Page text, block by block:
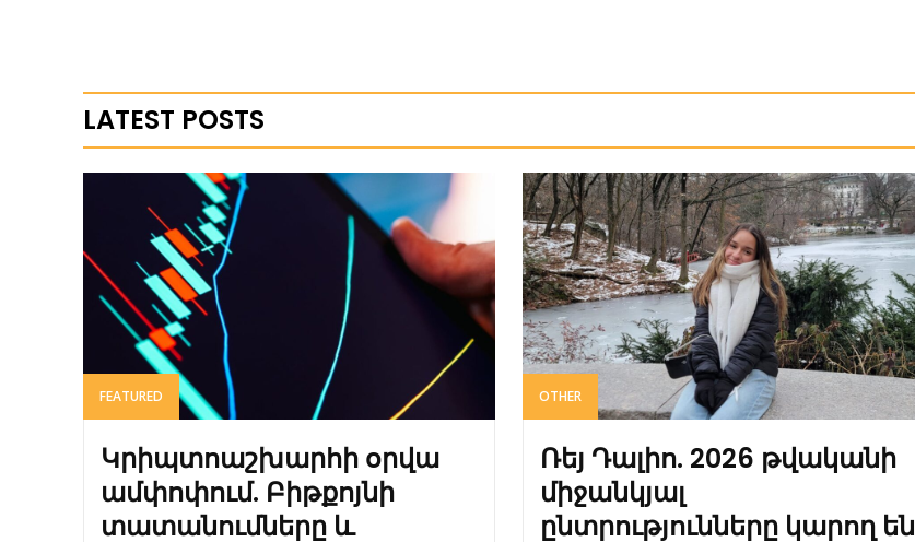
LATEST POSTS
FEATURED
Կրիպտոաշխարհի օրվա
ամփոփում. Բիթքոյնի
տատանումները և
OTHER
Ռեյ Դալիո. 2026 թվականի
միջանկյալ
ընտրությունները կարող են